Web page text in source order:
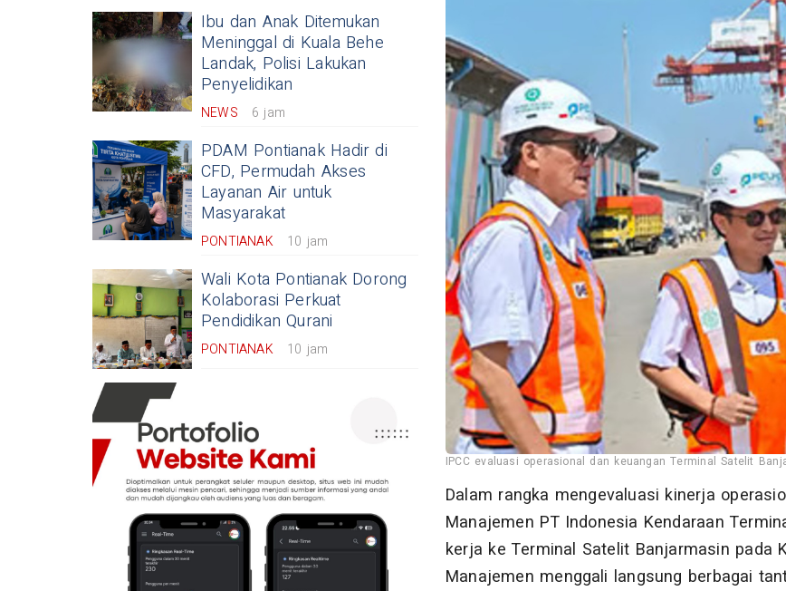
Ibu dan Anak Ditemukan
Meninggal di Kuala Behe
Landak, Polisi Lakukan
Penyelidikan
NEWS 6 jam
PDAM Pontianak Hadir di
CFD, Permudah Akses
Layanan Air untuk
Masyarakat
PONTIANAK 10 jam
Wali Kota Pontianak Dorong
Kolaborasi Perkuat
Pendidikan Qurani
PONTIANAK 10 jam
IPCC evaluasi operasional dan keuangan Terminal Satelit
Dalam rangka mengevaluasi kinerja
Manajemen PT Indonesia Kendaraan
kerja ke Terminal Satelit Banjarmasin pada
Manajemen menggali langsung berbagai